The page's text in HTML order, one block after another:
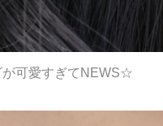
が可愛すぎてNEWS☆